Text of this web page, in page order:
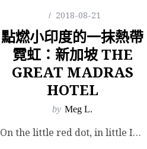
2018-08-21
點燃小印度的一抹熱帶
霓虹：新加坡 THE
GREAT MADRAS
HOTEL
by Meg L.
On the little red dot, in little India, sits a lit...